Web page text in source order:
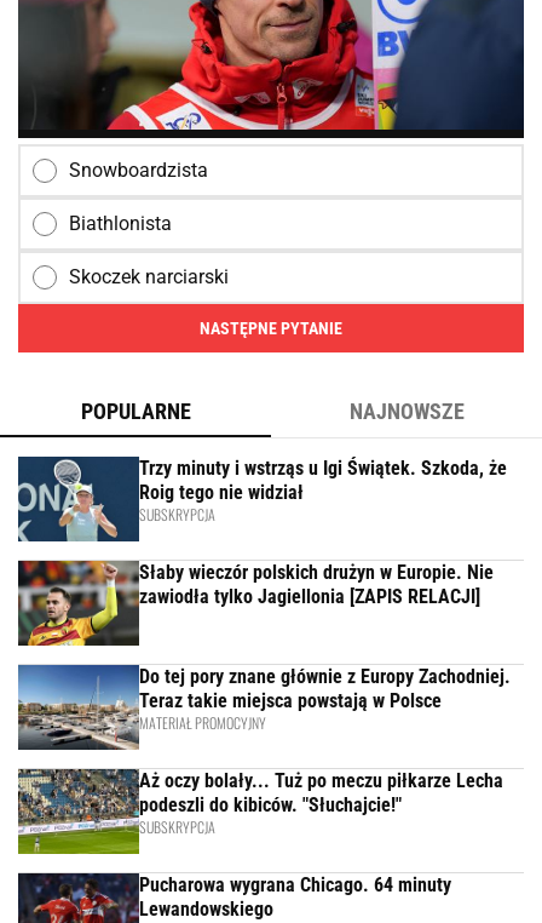
Snowboardzista
Biathlonista
Skoczek narciarski
NASTĘPNE PYTANIE
POPULARNE NAJNOWSZE
Trzy minuty i wstrząs u Igi Świątek. Szkoda, że
Roig tego nie widział
SUBSKRYPCJA
Słaby wieczór polskich drużyn w Europie. Nie
zawiodła tylko Jagiellonia [ZAPIS RELACJI]
Do tej pory znane głównie z Europy Zachodniej.
Teraz takie miejsca powstają w Polsce
MATERIAŁ PROMOCYJNY
Aż oczy bolały... Tuż po meczu piłkarze Lecha
podeszli do kibiców. "Słuchajcie!"
SUBSKRYPCJA
Pucharowa wygrana Chicago. 64 minuty
Lewandowskiego